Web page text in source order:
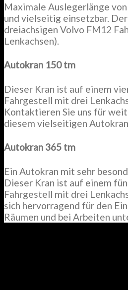
Maximale Auslegerlänge
und vielseitig einsetzbar.
dreiachsigen Volvo FM12
Lenkachsen).
Autokran 150 tm
Dieser Kran ist auf einem
Fahrgestell mit drei
Kontaktieren Sie uns für
diesem vielseitigen
Autokran 365 tm
Ein Autokran mit sehr
Dieser Kran ist auf einem
Fahrgestell mit drei
sich hervorragend für den
Räumen und bei Arbeiten